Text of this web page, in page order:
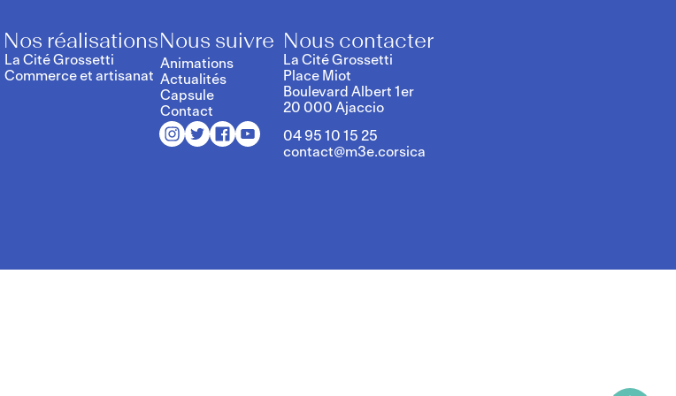
Nos réalisations
La Cité Grossetti
Commerce et artisanat
Nous suivre
Animations
Actualités
Capsule
Contact
Nous contacter
La Cité Grossetti
Place Miot
Boulevard Albert 1er
20 000 Ajaccio
04 95 10 15 25
contact@m3e.corsica